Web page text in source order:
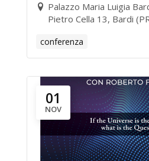
Palazzo Maria Luigia
Pietro Cella 13, Bardi
conferenza
01
NOV